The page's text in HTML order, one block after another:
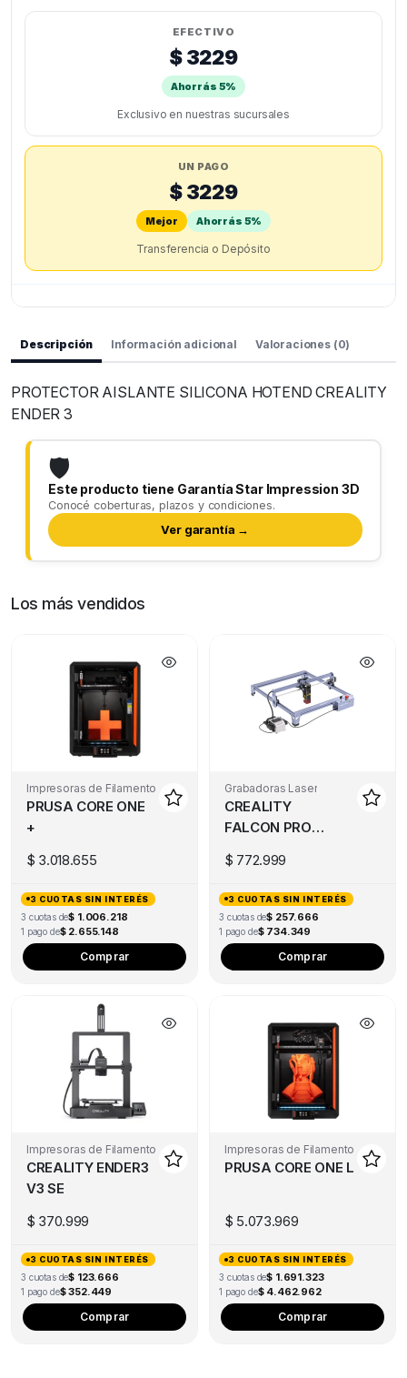
EFECTIVO
$ 3229
Ahorrás 5%
Exclusivo en nuestras sucursales
UN PAGO
$ 3229
Mejor Ahorrás 5%
Transferencia o Depósito
Descripción Información adicional Valoraciones (0)
PROTECTOR AISLANTE SILICONA HOTEND CREALITY
ENDER 3
🛡️
Este producto tiene Garantía Star Impression 3D
Conocé coberturas, plazos y condiciones.
Ver garantía →
Los más vendidos
Impresoras de Filamento
PRUSA CORE ONE
+
$ 3.018.655
3 CUOTAS SIN INTERÉS
3 cuotas de$ 1.006.218
1 pago de$ 2.655.148
Comprar
Grabadoras Laser
CREALITY
FALCON PRO
$ 772.999
3 CUOTAS SIN INTERÉS
3 cuotas de$ 257.666
1 pago de$ 734.349
Comprar
Impresoras de Filamento
CREALITY ENDER3
V3 SE
$ 370.999
3 CUOTAS SIN INTERÉS
3 cuotas de$ 123.666
1 pago de$ 352.449
Comprar
Impresoras de Filamento
PRUSA CORE ONE L
$ 5.073.969
3 CUOTAS SIN INTERÉS
3 cuotas de$ 1.691.323
1 pago de$ 4.462.962
Comprar